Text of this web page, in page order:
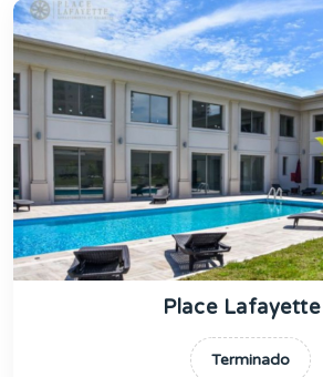
Place
Terminado